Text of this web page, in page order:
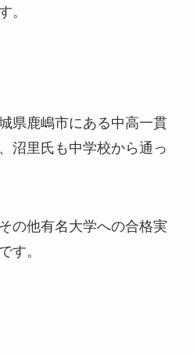
。
県鹿嶋市にある中高一貫
沼里氏も中学校から通っ
の他有名大学への合格実
す。